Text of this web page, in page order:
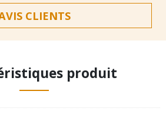
CLIENTS
produit